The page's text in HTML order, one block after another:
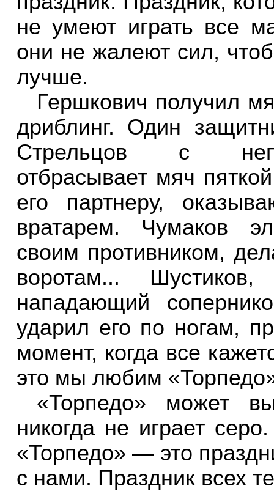
не умеют играть все
они не жалеют сил,
лучше.
Гершкович получил
дриблинг. Один
Стрельцов с
отбрасывает мяч
его партнеру,
вратарем. Чумаков
своим противником,
воротам...
нападающий
ударил его по ногам,
момент, когда все
это мы любим
«Торпедо» может
никогда не играет
«Торпедо» — это
с нами. Праздник всех